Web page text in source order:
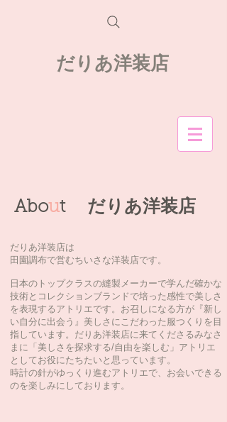
だりあ洋装店
About だりあ洋装店
だりあ洋装店は
田園調布で営むちいさな洋装店です。
日本のトップクラスの縫製メーカーで学んだ確かな
技術とコレクションブランドで培った感性で美しさ
を表現するアトリエです。お召しになる方が『新し
い自分に出会う』美しさにこだわった服つくりを目
指しています。だりあ洋装店に来てくださるみなさ
まに「美しさを探求する/自由を楽しむ」アトリエ
として​お役にたちたいと思っています。
時計の針がゆっくり進むアトリエで、お会いできる
のを楽しみにしております。